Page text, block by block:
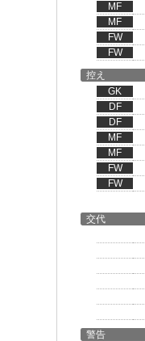
MF
MF
FW
FW
控え
GK
DF
DF
MF
MF
FW
FW
交代
警告